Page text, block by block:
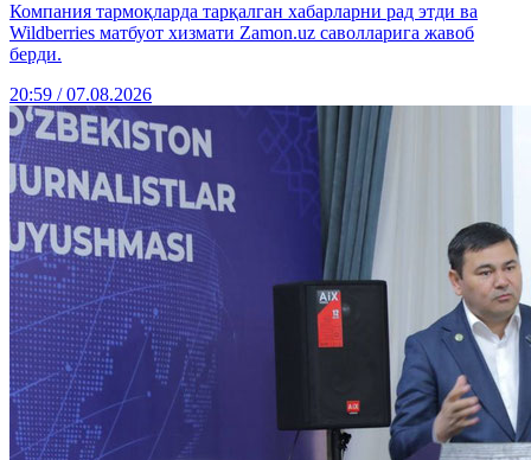
Компания тармоқларда тарқалган хабарларни рад этди ва
Wildberries матбуот хизмати Zamon.uz саволларига жавоб
берди.
20:59 / 07.08.2026